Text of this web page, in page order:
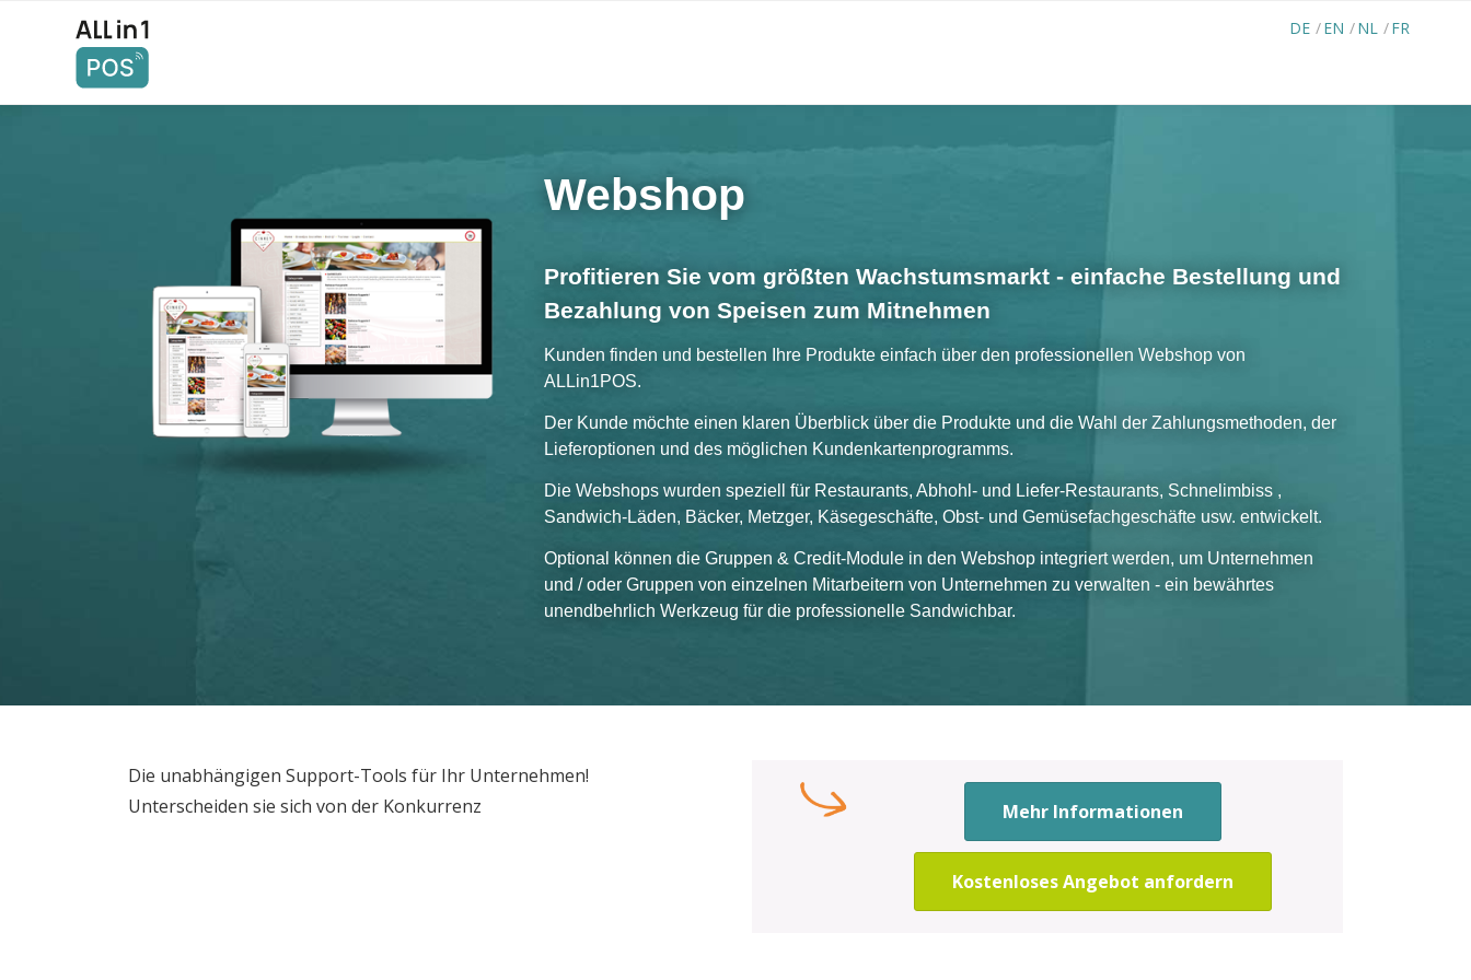
DE EN NL FR
Webshop
Profitieren Sie vom größten Wachstumsmarkt - einfache Bestellung und
Bezahlung von Speisen zum Mitnehmen
Kunden finden und bestellen Ihre Produkte einfach über den professionellen Webshop von
ALLin1POS.
Der Kunde möchte einen klaren Überblick über die Produkte und die Wahl der Zahlungsmethoden, der
Lieferoptionen und des möglichen Kundenkartenprogramms.
Die Webshops wurden speziell für Restaurants, Abhohl- und Liefer-Restaurants, Schnelimbiss ,
Sandwich-Läden, Bäcker, Metzger, Käsegeschäfte, Obst- und Gemüsefachgeschäfte usw. entwickelt.
Optional können die Gruppen & Credit-Module in den Webshop integriert werden, um Unternehmen
und / oder Gruppen von einzelnen Mitarbeitern von Unternehmen zu verwalten - ein bewährtes
unendbehrlich Werkzeug für die professionelle Sandwichbar.
Die unabhängigen Support-Tools für Ihr Unternehmen!
Unterscheiden sie sich von der Konkurrenz
Mehr Informationen
Kostenloses Angebot anfordern